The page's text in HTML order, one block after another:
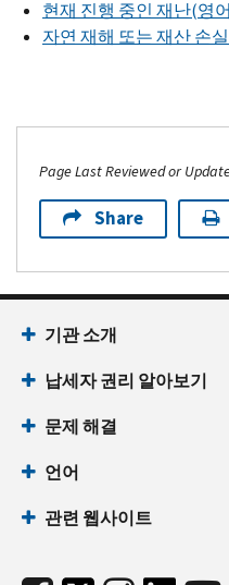
현재 진행 중인 재난(영
자연 재해 또는 재산 손
Page Last Reviewed or
Share
기관 소개
납세자 권리 알아보기
문제 해결
언어
관련 웹사이트